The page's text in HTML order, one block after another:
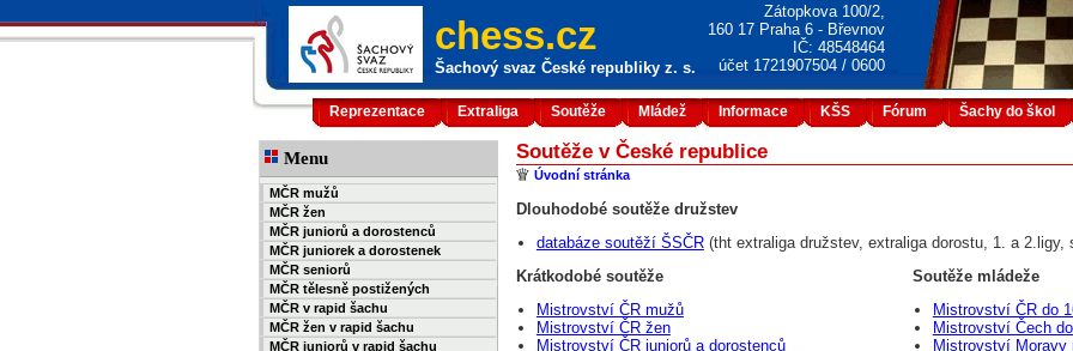
chess.cz
Šachový svaz České republiky z. s.
Zátopkova 100/2,
160 17 Praha 6 - Břevnov
IČ: 48548464
účet 1721907504 / 0600
Reprezentace Extraliga Soutěže Mládež Informace KŠS Fórum Šachy do škol
Menu
MČR mužů
MČR žen
MČR juniorů a dorostenců
MČR juniorek a dorostenek
MČR seniorů
MČR tělesně postižených
MČR v rapid šachu
MČR žen v rapid šachu
MČR juniorů v rapid šachu
Soutěže v České republice
Úvodní stránka
Dlouhodobé soutěže družstev
databáze soutěží ŠSČR(tht extraliga družstev, extraliga dorostu, 1. a
Krátkodobé soutěže
Mistrovství ČR mužů
Mistrovství ČR žen
Mistrovství ČR juniorů a dorostenců
Soutěže mládeže
Mistrovství ČR do
Mistrovství Čech
Mistrovství Moravy